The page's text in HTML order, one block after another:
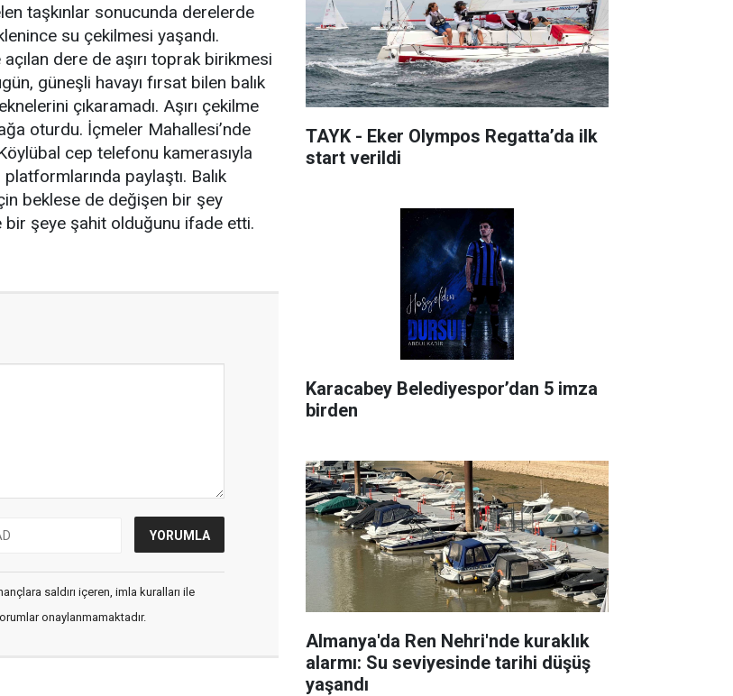
taşkınlar sonucunda derelerde
su çekilmesi yaşandı.
dere de aşırı toprak birikmesi
güneşli havayı fırsat bilen balık
çıkaramadı. Aşırı çekilme
oturdu. İçmeler Mahallesi’nde
cep telefonu kamerasıyla
paylaştı. Balık
beklese de değişen bir şey
bir şeye şahit olduğunu ifade etti.
saldırı içeren, imla kuralları ile
onaylanmamaktadır.
TAYK - Eker Olympos Regatta’da ilk
start verildi
Karacabey Belediyespor’dan 5 imza
birden
Almanya'da Ren Nehri'nde kuraklık
alarmı: Su seviyesinde tarihi düşüş
yaşandı